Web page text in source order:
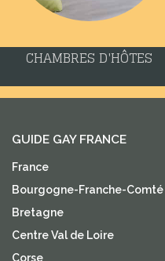
CHAMBRES D'HÔTES
GUIDE GAY FRANCE
France
Bourgogne-Franche-Comté
Bretagne
Centre Val de Loire
Corse